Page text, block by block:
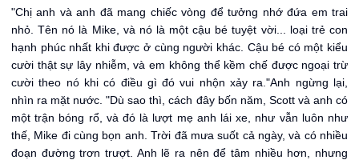
"Chị anh và anh đã mang chiếc vòng để tưởng nhớ đứa em trai
nhỏ. Tên nó là Mike, và nó là một cậu bé tuyệt vời... loại trẻ con
hạnh phúc nhất khi được ở cùng người khác. Cậu bé có một kiểu
cười thật sự lây nhiễm, và em không thể kềm chế được ngoại trừ
cười theo nó khi có điều gì đó vui nhộn xảy ra."Anh ngừng lại,
nhìn ra mặt nước. "Dù sao thì, cách đây bốn năm, Scott và anh có
một trận bóng rổ, và đó là lượt mẹ anh lái xe, như vẫn luôn như
thế, Mike đi cùng bọn anh. Trời đã mưa suốt cả ngày, và có nhiều
đoạn đường trơn trượt. Anh lẽ ra nên để tâm nhiều hơn, nhưng